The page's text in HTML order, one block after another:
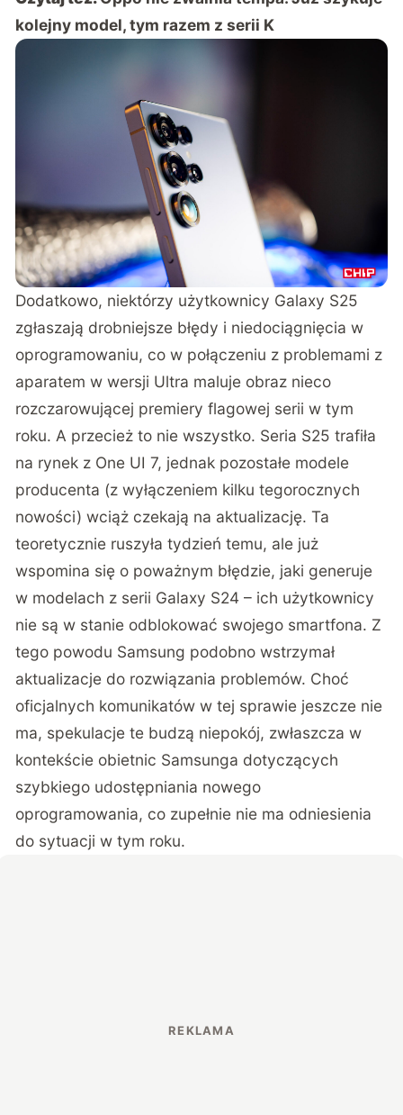
kolejny model, tym razem z serii K
Dodatkowo, niektórzy użytkownicy Galaxy S25
zgłaszają drobniejsze błędy i niedociągnięcia w
oprogramowaniu, co w połączeniu z problemami z
aparatem w wersji Ultra maluje obraz nieco
rozczarowującej premiery flagowej serii w tym
roku. A przecież to nie wszystko. Seria S25 trafiła
na rynek z One UI 7, jednak pozostałe modele
producenta (z wyłączeniem kilku tegorocznych
nowości) wciąż czekają na aktualizację. Ta
teoretycznie ruszyła tydzień temu, ale już
wspomina się o poważnym błędzie, jaki generuje
w modelach z serii Galaxy S24 – ich użytkownicy
nie są w stanie odblokować swojego smartfona. Z
tego powodu Samsung podobno wstrzymał
aktualizacje do rozwiązania problemów. Choć
oficjalnych komunikatów w tej sprawie jeszcze nie
ma, spekulacje te budzą niepokój, zwłaszcza w
kontekście obietnic Samsunga dotyczących
szybkiego udostępniania nowego
oprogramowania, co zupełnie nie ma odniesienia
do sytuacji w tym roku.